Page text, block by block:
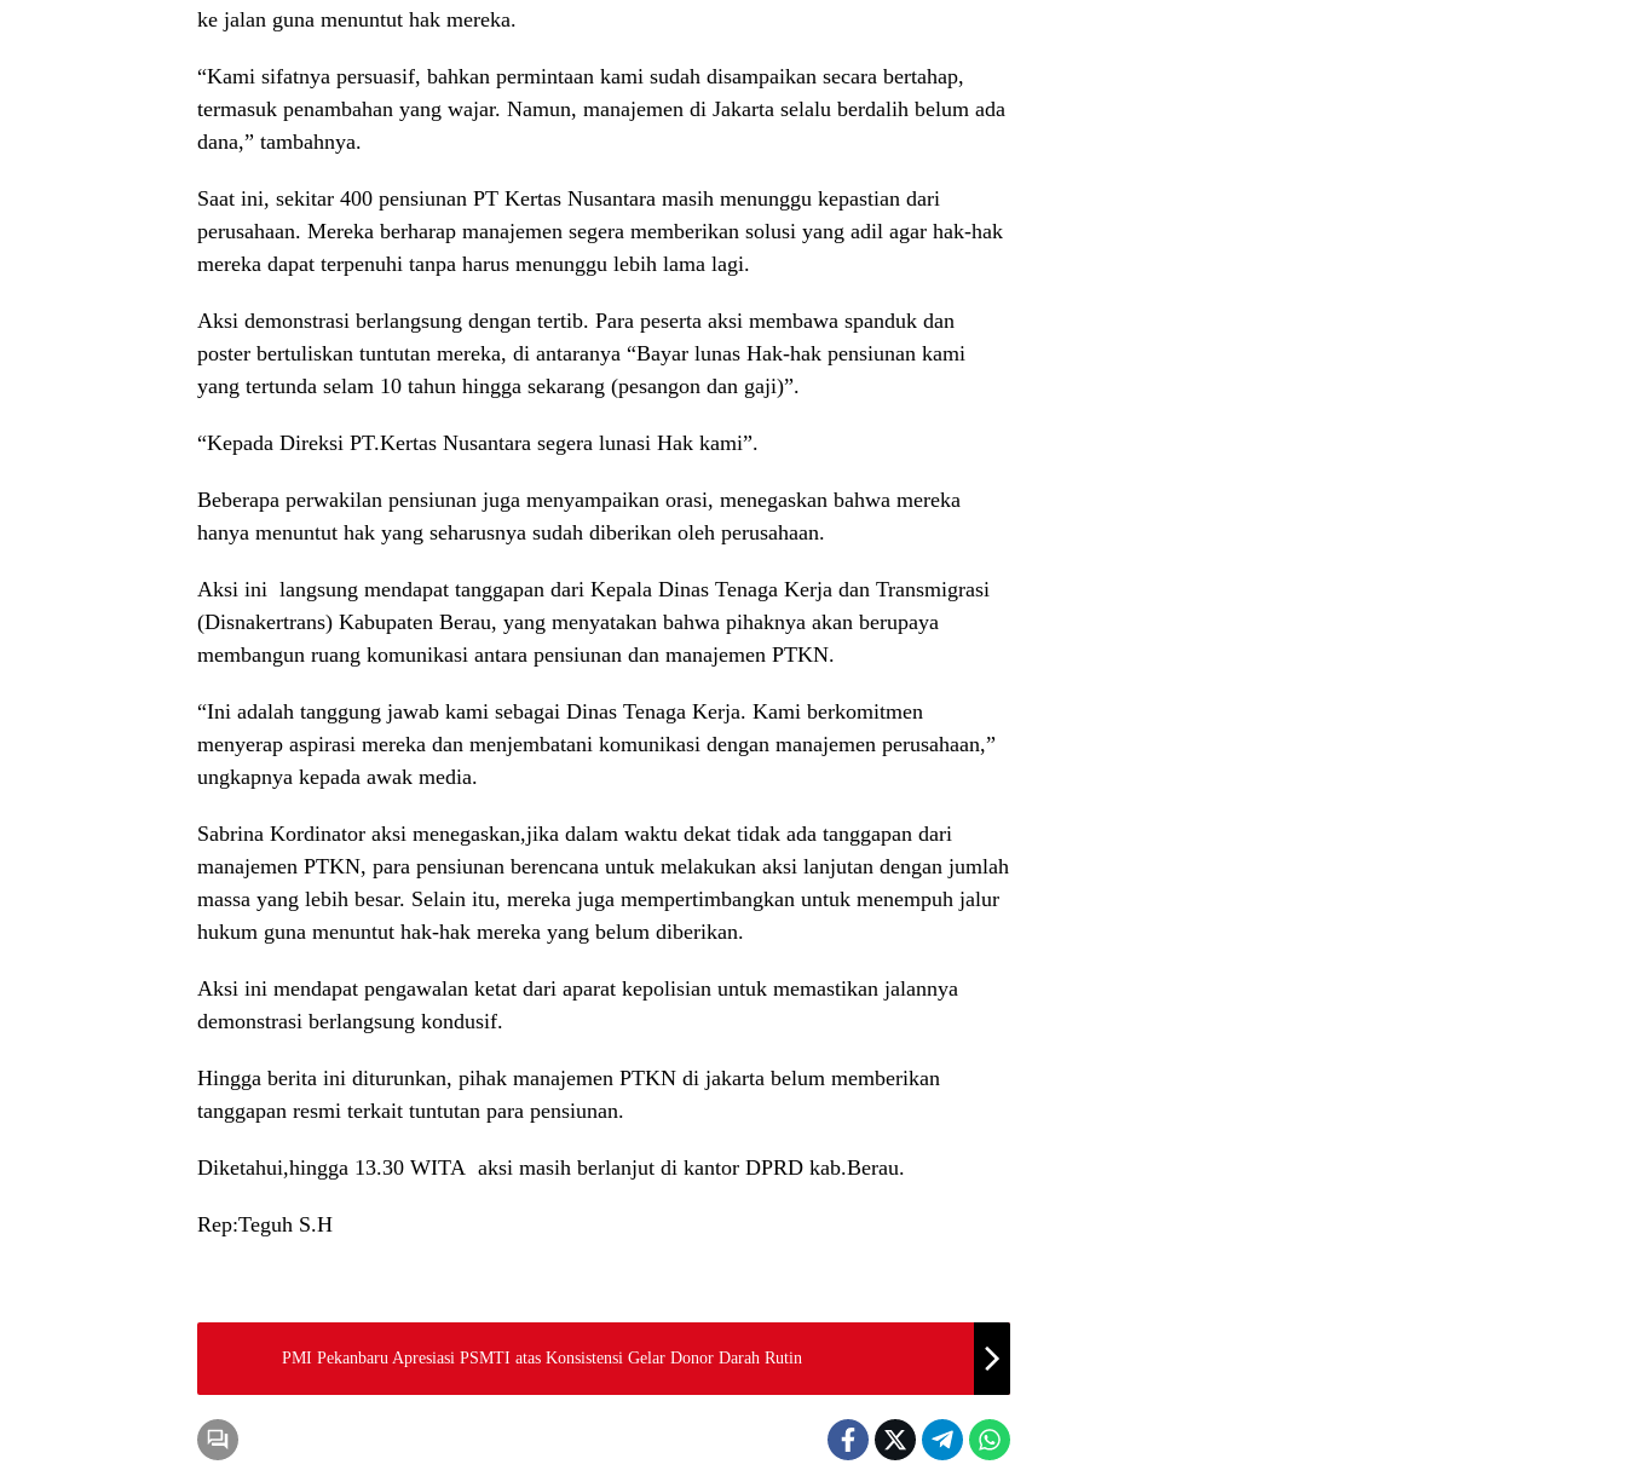
ke jalan guna menuntut hak mereka.
“Kami sifatnya persuasif, bahkan permintaan kami sudah disampaikan secara bertahap,
termasuk penambahan yang wajar. Namun, manajemen di Jakarta selalu berdalih belum ada
dana,” tambahnya.
Saat ini, sekitar 400 pensiunan PT Kertas Nusantara masih menunggu kepastian dari
perusahaan. Mereka berharap manajemen segera memberikan solusi yang adil agar hak-hak
mereka dapat terpenuhi tanpa harus menunggu lebih lama lagi.
Aksi demonstrasi berlangsung dengan tertib. Para peserta aksi membawa spanduk dan
poster bertuliskan tuntutan mereka, di antaranya “Bayar lunas Hak-hak pensiunan kami
yang tertunda selam 10 tahun hingga sekarang (pesangon dan gaji)”.
“Kepada Direksi PT.Kertas Nusantara segera lunasi Hak kami”.
Beberapa perwakilan pensiunan juga menyampaikan orasi, menegaskan bahwa mereka
hanya menuntut hak yang seharusnya sudah diberikan oleh perusahaan.
Aksi ini langsung mendapat tanggapan dari Kepala Dinas Tenaga Kerja dan Transmigrasi
(Disnakertrans) Kabupaten Berau, yang menyatakan bahwa pihaknya akan berupaya
membangun ruang komunikasi antara pensiunan dan manajemen PTKN.
“Ini adalah tanggung jawab kami sebagai Dinas Tenaga Kerja. Kami berkomitmen
menyerap aspirasi mereka dan menjembatani komunikasi dengan manajemen perusahaan,”
ungkapnya kepada awak media.
Sabrina Kordinator aksi menegaskan,jika dalam waktu dekat tidak ada tanggapan dari
manajemen PTKN, para pensiunan berencana untuk melakukan aksi lanjutan dengan jumlah
massa yang lebih besar. Selain itu, mereka juga mempertimbangkan untuk menempuh jalur
hukum guna menuntut hak-hak mereka yang belum diberikan.
Aksi ini mendapat pengawalan ketat dari aparat kepolisian untuk memastikan jalannya
demonstrasi berlangsung kondusif.
Hingga berita ini diturunkan, pihak manajemen PTKN di jakarta belum memberikan
tanggapan resmi terkait tuntutan para pensiunan.
Diketahui,hingga 13.30 WITA aksi masih berlanjut di kantor DPRD kab.Berau.
Rep:Teguh S.H
PMI Pekanbaru Apresiasi PSMTI atas Konsistensi Gelar Donor Darah Rutin